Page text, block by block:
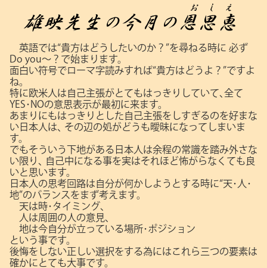
英語では“貴方はどうしたいのか？”を尋ねる時に 必ず
Do you～？で始まります。
面白い符号でローマ字読みすれば“貴方はどうよ？”ですよ
ね。
特に欧米人は自己主張がとてもはっきりしていて､全て
YES･NOの意思表示が最初に来ます。
あまりにもはっきりとした自己主張をしすぎるのを好まな
い日本人は､
その辺の処がどうも曖昧になってしまいま
す。
でもそういう下地がある日本人は余程の常識を踏み外さな
い限り､
自己中になる事を実はそれほど怖がらなくても良
いと思います。
日本人の思考回路は自分が何かしようとする時に“天･人･
地”のバランスをまず考えます。
天は時･タイミング､
人は周囲の人の意見､
地は今自分が立っている場所･ポジション
という事です。
後悔をしない正しい選択をする為にはこれら三つの要素は
確かにとても大事です。